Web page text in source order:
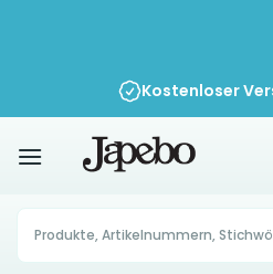
Kostenloser
Products
search